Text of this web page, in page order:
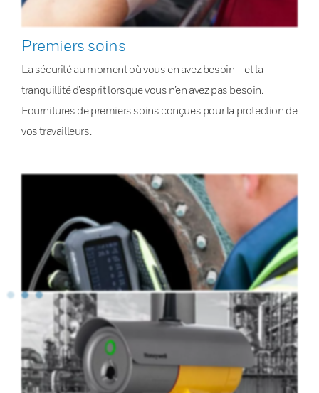
Premiers soins
La sécurité au moment où vous en avez besoin – et la
tranquillité d’esprit lorsque vous n’en avez pas besoin.
Fournitures de premiers soins conçues pour la protection de
vos travailleurs.